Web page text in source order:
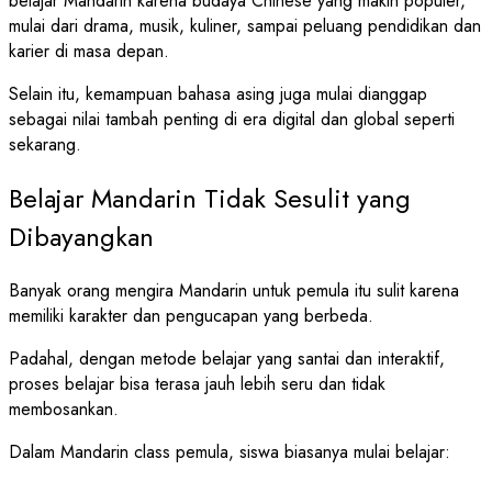
mulai dari drama, musik, kuliner, sampai peluang pendidikan dan
karier di masa depan.
Selain itu, kemampuan bahasa asing juga mulai dianggap
sebagai nilai tambah penting di era digital dan global seperti
sekarang.
Belajar Mandarin Tidak Sesulit yang
Dibayangkan
Banyak orang mengira Mandarin untuk pemula itu sulit karena
memiliki karakter dan pengucapan yang berbeda.
Padahal, dengan metode belajar yang santai dan interaktif,
proses belajar bisa terasa jauh lebih seru dan tidak
membosankan.
Dalam Mandarin class pemula, siswa biasanya mulai belajar: